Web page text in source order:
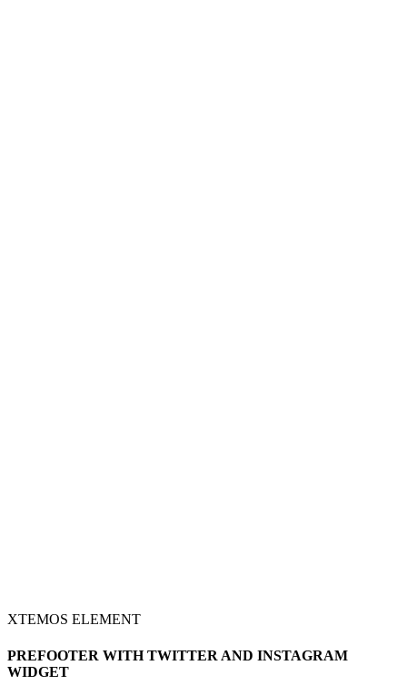
XTEMOS ELEMENT
PREFOOTER WITH TWITTER AND INSTAGRAM
WIDGET